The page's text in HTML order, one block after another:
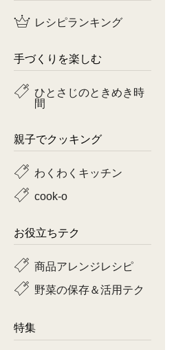
レシピランキング
手づくりを楽しむ
ひとさじのときめき時
間
親子でクッキング
わくわくキッチン
cook-o
お役立ちテク
商品アレンジレシピ
野菜の保存＆活用テク
特集